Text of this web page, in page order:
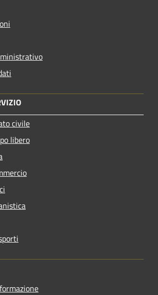
civile
libero